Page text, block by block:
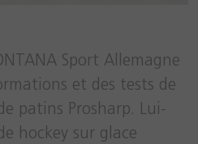
Sport Allemagne
et des tests de
patins Prosharp. Lui-
hockey sur glace